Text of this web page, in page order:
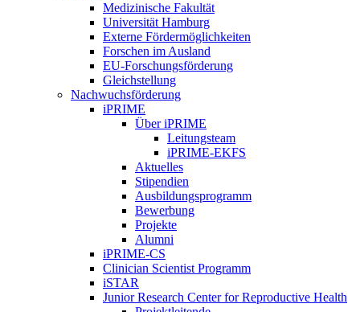
Medizinische Fakultät
Universität Hamburg
Externe Fördermöglichkeiten
Forschen im Ausland
EU-Forschungsförderung
Gleichstellung
Nachwuchsförderung
iPRIME
Über iPRIME
Leitungsteam
iPRIME-EKFS
Aktuelles
Stipendien
Ausbildungsprogramm
Bewerbung
Projekte
Alumni
iPRIME-CS
Clinician Scientist Programm
iSTAR
Junior Research Center for Reproductive Health